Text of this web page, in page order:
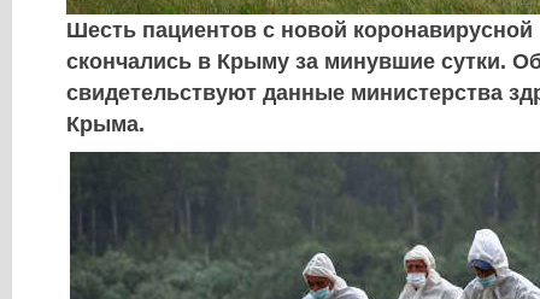
Шесть пациентов с новой
скончались в Крыму за минувшие сутки.
свидетельствуют данные министерства
Крыма.